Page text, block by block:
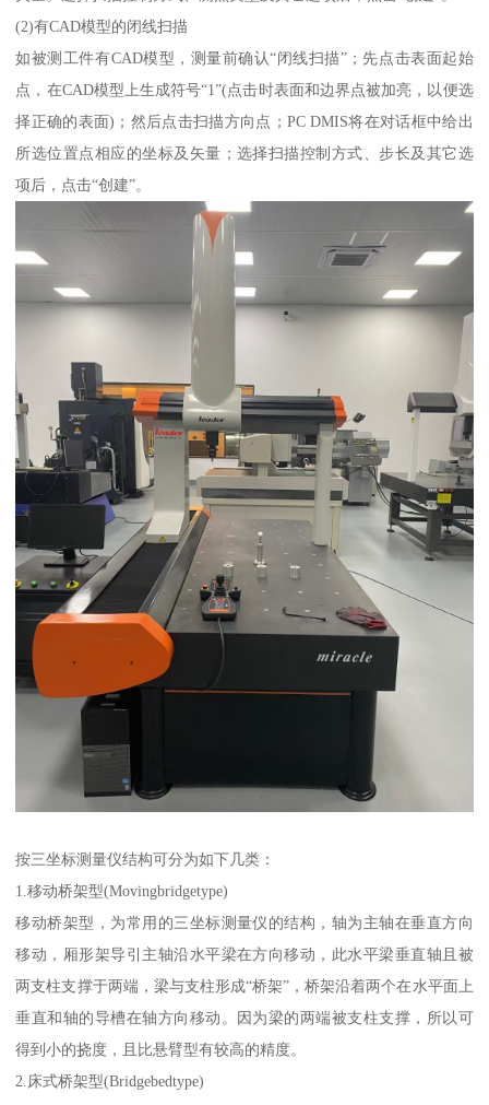
(2)有CAD模型的闭线扫描
如被测工件有CAD模型，测量前确认“闭线扫描”；先点击表面起始
点，在CAD模型上生成符号“1”(点击时表面和边界点被加亮，以便选
择正确的表面)；然后点击扫描方向点；PC DMIS将在对话框中给出
所选位置点相应的坐标及矢量；选择扫描控制方式、步长及其它选
项后，点击“创建”。
按三坐标测量仪结构可分为如下几类：
1.移动桥架型(Movingbridgetype)
移动桥架型，为常用的三坐标测量仪的结构，轴为主轴在垂直方向
移动，厢形架导引主轴沿水平梁在方向移动，此水平梁垂直轴且被
两支柱支撑于两端，梁与支柱形成“桥架”，桥架沿着两个在水平面上
垂直和轴的导槽在轴方向移动。因为梁的两端被支柱支撑，所以可
得到小的挠度，且比悬臂型有较高的精度。
2.床式桥架型(Bridgebedtype)